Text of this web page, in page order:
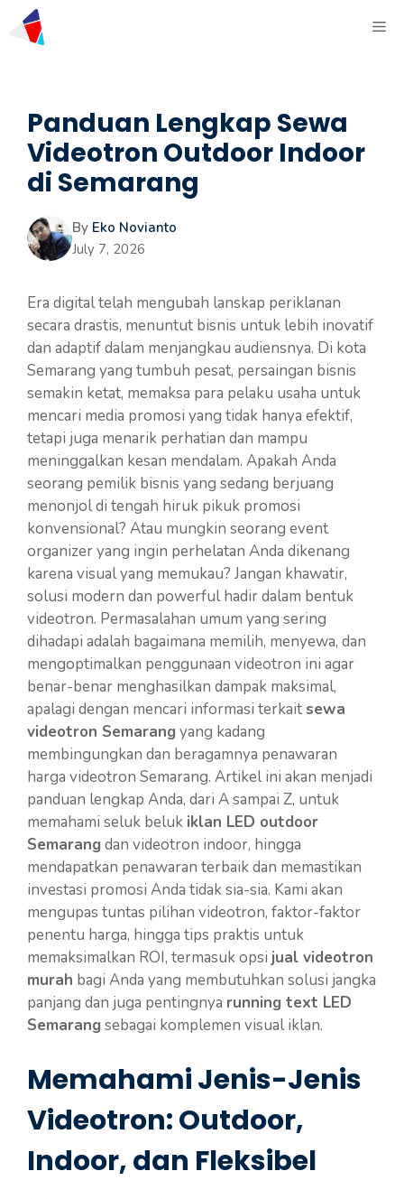
Panduan Lengkap Sewa
Videotron Outdoor Indoor
di Semarang
By Eko Novianto
July 7, 2026
Era digital telah mengubah lanskap periklanan
secara drastis, menuntut bisnis untuk lebih inovatif
dan adaptif dalam menjangkau audiensnya. Di kota
Semarang yang tumbuh pesat, persaingan bisnis
semakin ketat, memaksa para pelaku usaha untuk
mencari media promosi yang tidak hanya efektif,
tetapi juga menarik perhatian dan mampu
meninggalkan kesan mendalam. Apakah Anda
seorang pemilik bisnis yang sedang berjuang
menonjol di tengah hiruk pikuk promosi
konvensional? Atau mungkin seorang event
organizer yang ingin perhelatan Anda dikenang
karena visual yang memukau? Jangan khawatir,
solusi modern dan powerful hadir dalam bentuk
videotron. Permasalahan umum yang sering
dihadapi adalah bagaimana memilih, menyewa, dan
mengoptimalkan penggunaan videotron ini agar
benar-benar menghasilkan dampak maksimal,
apalagi dengan mencari informasi terkaitsewa
videotron Semarang yang kadang
membingungkan dan beragamnya penawaran
harga videotron Semarang. Artikel ini akan menjadi
panduan lengkap Anda, dari A sampai Z, untuk
memahami seluk beluk iklan LED outdoor
Semarang dan videotron indoor, hingga
mendapatkan penawaran terbaik dan memastikan
investasi promosi Anda tidak sia-sia. Kami akan
mengupas tuntas pilihan videotron, faktor-faktor
penentu harga, hingga tips praktis untuk
memaksimalkan ROI, termasuk opsi jual videotron
murah bagi Anda yang membutuhkan solusi jangka
panjang dan juga pentingnya running text LED
Semarang sebagai komplemen visual iklan.
Memahami Jenis-Jenis
Videotron: Outdoor,
Indoor, dan Fleksibel